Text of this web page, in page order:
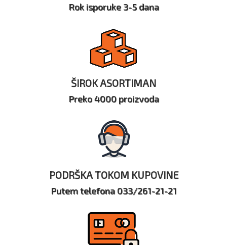
Rok isporuke 3-5 dana
ŠIROK ASORTIMAN
Preko 4000 proizvoda
PODRŠKA TOKOM KUPOVINE
Putem telefona 033/261-21-21